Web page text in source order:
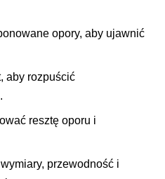
opory, aby ujawnić
aby rozpuścić
resztę oporu i
przewodność i